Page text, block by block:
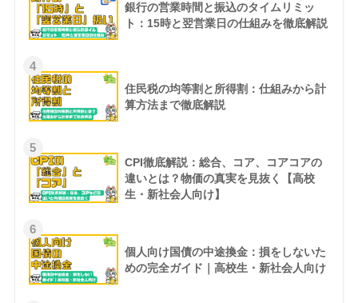
銀行の営業時間と振込のタイムリミッ
ト：15時と翌営業日の仕組みを徹底解説
4
住民税の均等割と所得割：仕組みから計
算方法まで徹底解説
5
CPI徹底解説：総合、コア、コアコアの
違いとは？物価の真実を見抜く【高校
生・新社会人向け】
6
個人向け国債の中途換金：損をしないた
めの完全ガイド｜高校生・新社会人向け